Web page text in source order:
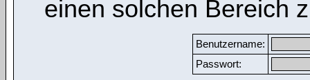
einen solchen Bereich
Benutzername:
Passwort: